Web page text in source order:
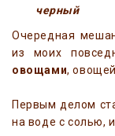
черный
Очередная
из моих
овощами,
Первым делом
на воде с солью,